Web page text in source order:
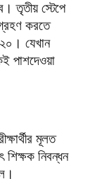
তৃতীয় স্টেপে
করতে
যেখান
পাশদেওয়া
মূলত
শিক্ষক নিবন্ধন